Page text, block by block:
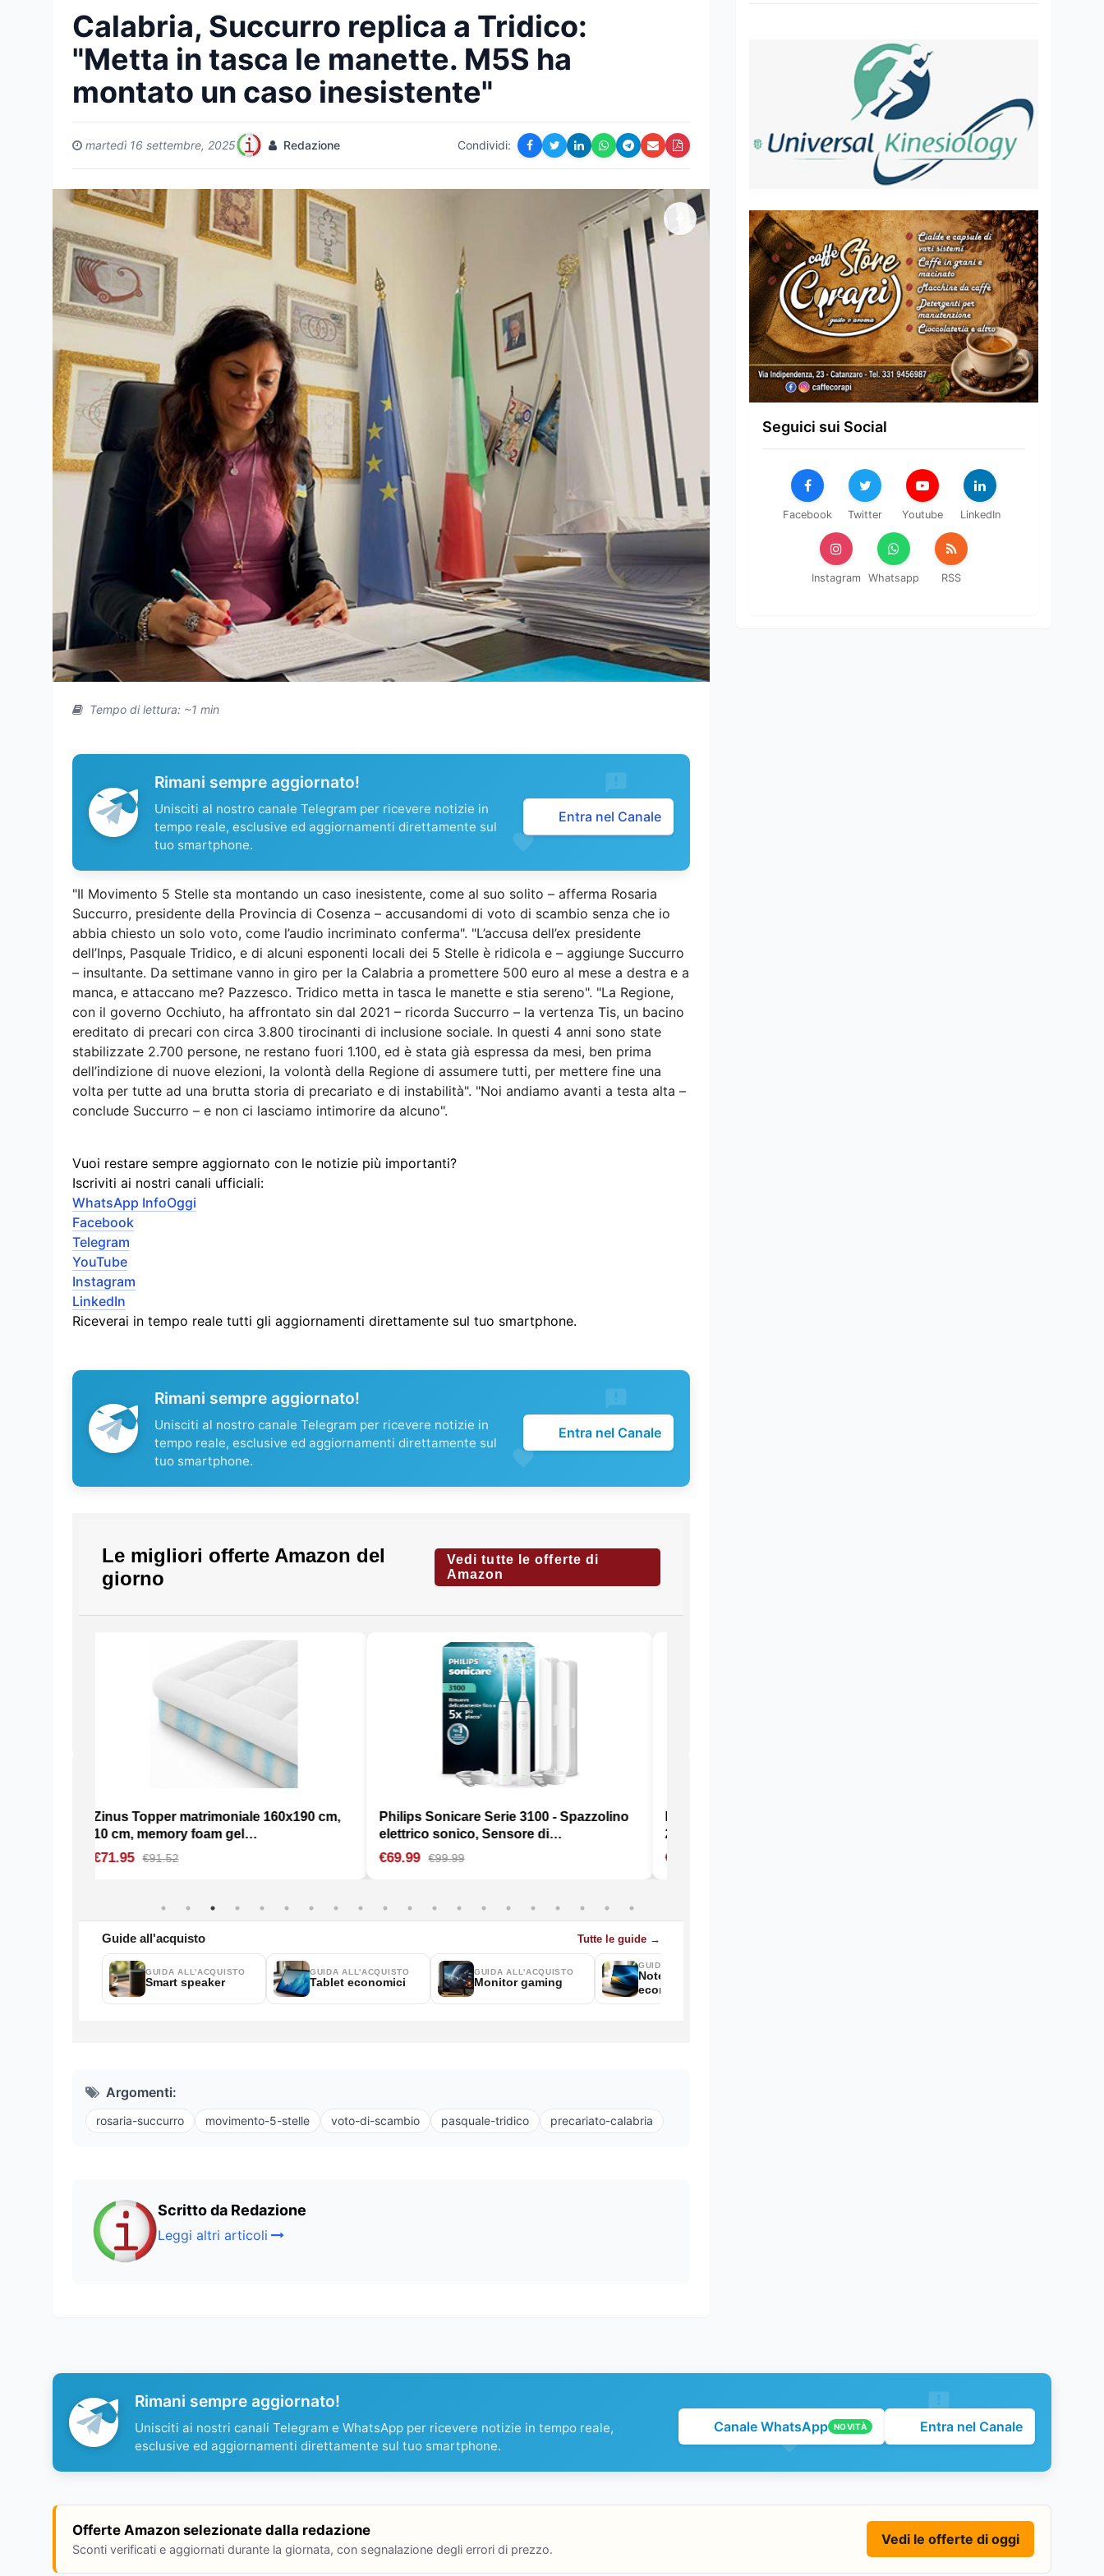
Calabria, Succurro replica a Tridico:
"Metta in tasca le manette. M5S ha
montato un caso inesistente"
martedì 16 settembre, 2025 Redazione Condividi:
Tempo di lettura: ~1 min
Rimani sempre aggiornato!
Unisciti al nostro canale Telegram per ricevere notizie in
tempo reale, esclusive ed aggiornamenti direttamente sul
tuo smartphone.
Entra nel Canale
"Il Movimento 5 Stelle sta montando un caso inesistente, come al suo solito – afferma Rosaria
Succurro, presidente della Provincia di Cosenza – accusandomi di voto di scambio senza che io
abbia chiesto un solo voto, come l’audio incriminato conferma". "L’accusa dell’ex presidente
dell’Inps, Pasquale Tridico, e di alcuni esponenti locali dei 5 Stelle è ridicola e – aggiunge Succurro
– insultante. Da settimane vanno in giro per la Calabria a promettere 500 euro al mese a destra e a
manca, e attaccano me? Pazzesco. Tridico metta in tasca le manette e stia sereno". "La Regione,
con il governo Occhiuto, ha affrontato sin dal 2021 – ricorda Succurro – la vertenza Tis, un bacino
ereditato di precari con circa 3.800 tirocinanti di inclusione sociale. In questi 4 anni sono state
stabilizzate 2.700 persone, ne restano fuori 1.100, ed è stata già espressa da mesi, ben prima
dell’indizione di nuove elezioni, la volontà della Regione di assumere tutti, per mettere fine una
volta per tutte ad una brutta storia di precariato e di instabilità". "Noi andiamo avanti a testa alta –
conclude Succurro – e non ci lasciamo intimorire da alcuno".
Vuoi restare sempre aggiornato con le notizie più importanti?
Iscriviti ai nostri canali ufficiali:
WhatsApp InfoOggi
Facebook
Telegram
YouTube
Instagram
LinkedIn
Riceverai in tempo reale tutti gli aggiornamenti direttamente sul tuo smartphone.
Rimani sempre aggiornato!
Unisciti al nostro canale Telegram per ricevere notizie in
tempo reale, esclusive ed aggiornamenti direttamente sul
tuo smartphone.
Entra nel Canale
Argomenti:
rosaria-succurro movimento-5-stelle voto-di-scambio pasquale-tridico precariato-calabria
Scritto da Redazione
Leggi altri articoli
Seguici sui Social
Facebook Twitter Youtube LinkedIn
Instagram Whatsapp RSS
Rimani sempre aggiornato!
Unisciti ai nostri canali Telegram e WhatsApp per ricevere notizie in tempo reale,
esclusive ed aggiornamenti direttamente sul tuo smartphone.
Canale WhatsApp NOVITÀ Entra nel Canale
Offerte Amazon selezionate dalla redazione
Sconti verificati e aggiornati durante la giornata, con segnalazione degli errori di prezzo.
Vedi le offerte di oggi